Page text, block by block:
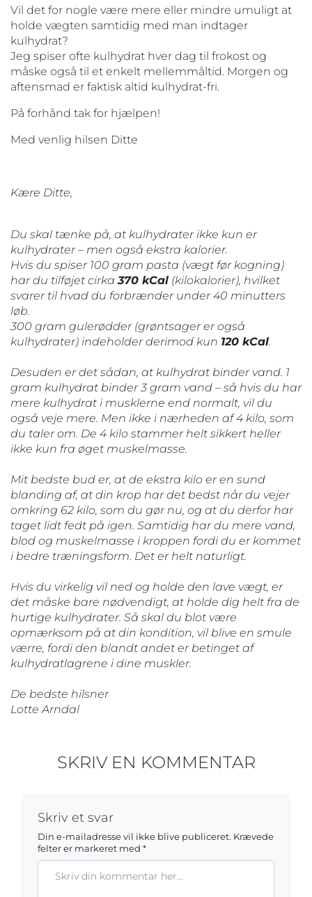
Vil det for nogle være mere eller mindre umuligt at
holde vægten samtidig med man indtager
kulhydrat?
Jeg spiser ofte kulhydrat hver dag til frokost og
måske også til et enkelt mellemmåltid. Morgen og
aftensmad er faktisk altid kulhydrat-fri.
På forhånd tak for hjælpen!
Med venlig hilsen Ditte
Kære Ditte,
Du skal tænke på, at kulhydrater ikke kun er
kulhydrater – men også ekstra kalorier.
Hvis du spiser 100 gram pasta (vægt før kogning)
har du tilføjet cirka370 kCal (kilokalorier), hvilket
svarer til hvad du forbrænder under 40 minutters
løb.
300 gram gulerødder (grøntsager er også
kulhydrater) indeholder derimod kun 120 kCal.
Desuden er det sådan, at kulhydrat binder vand. 1
gram kulhydrat binder 3 gram vand – så hvis du har
mere kulhydrat i musklerne end normalt, vil du
også veje mere. Men ikke i nærheden af 4 kilo, som
du taler om. De 4 kilo stammer helt sikkert heller
ikke kun fra øget muskelmasse.
Mit bedste bud er, at de ekstra kilo er en sund
blanding af, at din krop har det bedst når du vejer
omkring 62 kilo, som du gør nu, og at du derfor har
taget lidt fedt på igen. Samtidig har du mere vand,
blod og muskelmasse i kroppen fordi du er kommet
i bedre træningsform. Det er helt naturligt.
Hvis du virkelig vil ned og holde den lave vægt, er
det måske bare nødvendigt, at holde dig helt fra de
hurtige kulhydrater. Så skal du blot være
opmærksom på at din kondition, vil blive en smule
værre, fordi den blandt andet er betinget af
kulhydratlagrene i dine muskler.
De bedste hilsner
Lotte Arndal
SKRIV EN KOMMENTAR
Skriv et svar
Din e-mailadresse vil ikke blive publiceret. Krævede
felter er markeret med *